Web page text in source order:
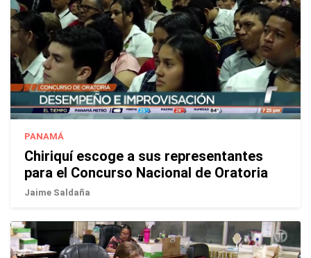
PANAMÁ
Chiriquí escoge a sus representantes
para el Concurso Nacional de Oratoria
Jaime Saldaña